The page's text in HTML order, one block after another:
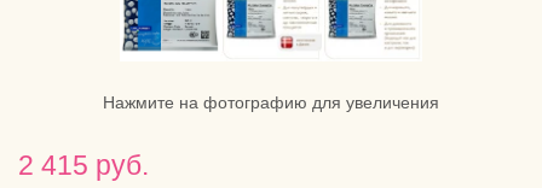
Нажмите на фотографию для увеличения
2 415 руб.